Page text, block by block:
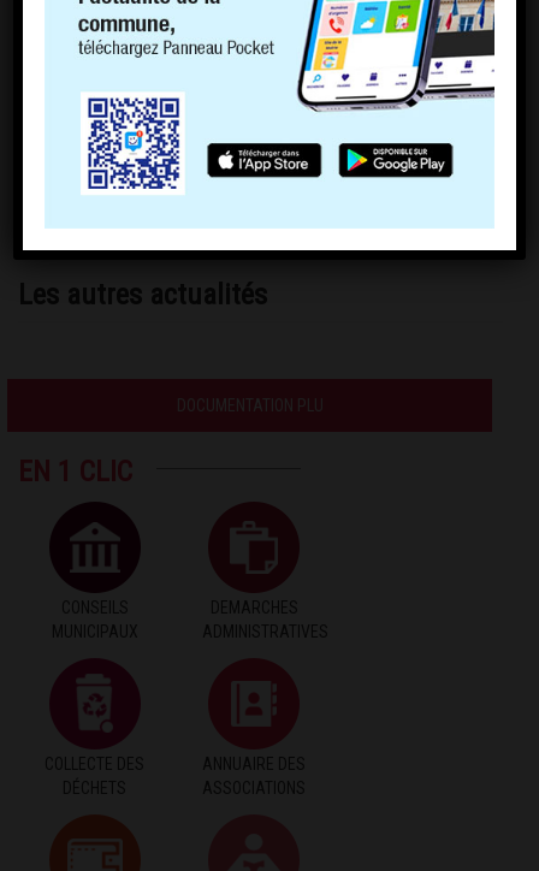
Les autres actualités
DOCUMENTATION PLU
EN 1 CLIC
CONSEILS
MUNICIPAUX
DEMARCHES
ADMINISTRATIVES
COLLECTE DES
DÉCHETS
ANNUAIRE DES
ASSOCIATIONS